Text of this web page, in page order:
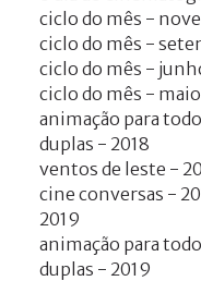
ciclo do mês -
ciclo do mês -
ciclo do mês -
ciclo do mês -
animação para
duplas - 2018
ventos de leste -
cine conversas -
2019
animação para
duplas - 2019
Login
with
Login
with
+